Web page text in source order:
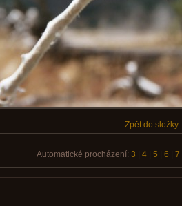
Zpět do složky
Automatické procházení: 3 4| 5 6 7